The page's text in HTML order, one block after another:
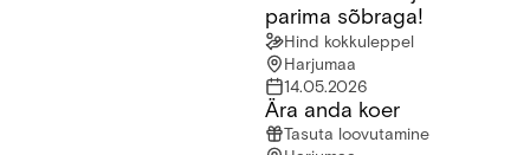
parima sõbraga!
Hind kokkuleppel
Harjumaa
14.05.2026
Ära anda koer
Tasuta loovutamine